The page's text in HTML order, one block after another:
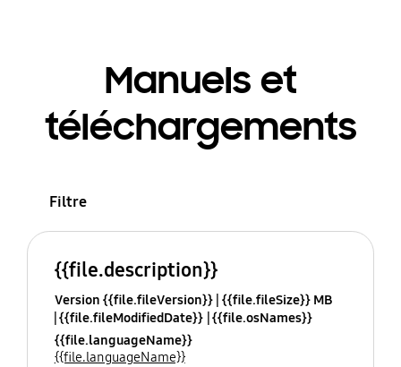
Manuels et
téléchargements
Filtre
{{file.description}}
Version {{file.fileVersion}} {{file.fileSize}} MB
{{file.fileModifiedDate}} {{file.osNames}}
{{file.languageName}}
{{file.languageName}}